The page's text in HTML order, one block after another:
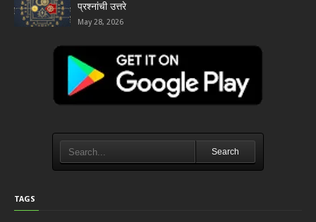
प्रश्नांची उत्तरे
May 28, 2026
Search
TAGS